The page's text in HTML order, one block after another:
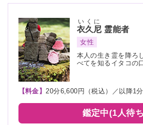
衣久尼
いくに
霊能者
女性
本人の生き霊を降ろ
べてを知るイタコの
【料金】 20分6,600円（税込）／以降1
鑑定中(1人待